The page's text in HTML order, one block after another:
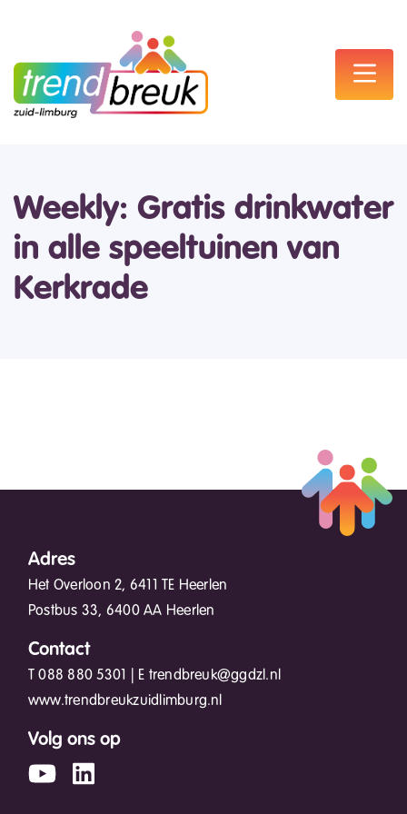
Weekly: Gratis drinkwater
in alle speeltuinen van
Kerkrade
Adres
Het Overloon 2, 6411 TE Heerlen
Postbus 33, 6400 AA Heerlen
Contact
T088 880 5301 | E trendbreuk@ggdzl.nl
www.trendbreukzuidlimburg.nl
Volg ons op